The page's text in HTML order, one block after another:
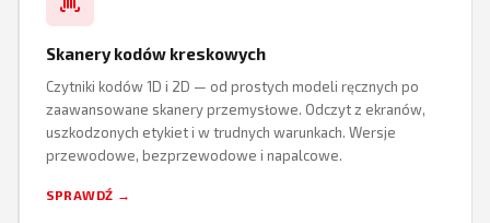
Skanery kodów kreskowych
Czytniki kodów 1D i 2D — od prostych modeli ręcznych po
zaawansowane skanery przemysłowe. Odczyt z ekranów,
uszkodzonych etykiet i w trudnych warunkach. Wersje
przewodowe, bezprzewodowe i napalcowe.
SPRAWDŹ →